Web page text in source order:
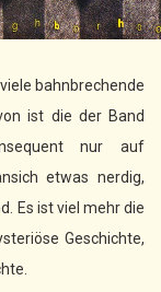
bahnbrechende
ist die der Band
nur auf
etwas nerdig,
Es ist viel mehr die
Geschichte,